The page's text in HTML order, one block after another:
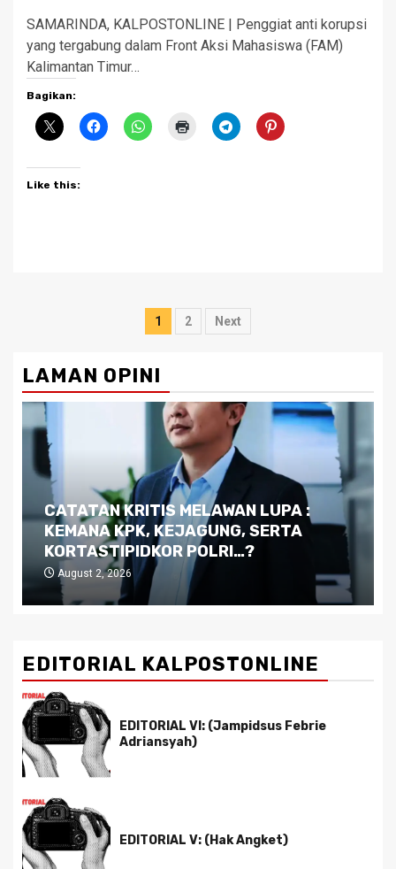
SAMARINDA, KALPOSTONLINE | Penggiat anti korupsi
yang tergabung dalam Front Aksi Mahasiswa (FAM)
Kalimantan Timur…
Bagikan:
Like this:
Posts
1 2 Next
LAMAN OPINI
Dilema Kaltim di Tengah Krisis:
Kutukan Sumber Daya Alam dan
Pemimpin yang Tak Kreatif
July 29, 2026
EDITORIAL KALPOSTONLINE
EDITORIAL VI: (Jampidsus Febrie
Adriansyah)
EDITORIAL V: (Hak Angket)